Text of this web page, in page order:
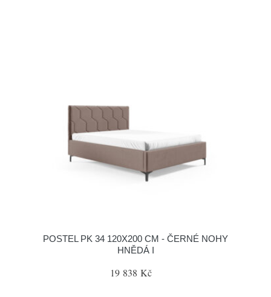
POSTEL PK 34 120X200 CM - ČERNÉ NOHY
HNĚDÁ I
19 838 Kč